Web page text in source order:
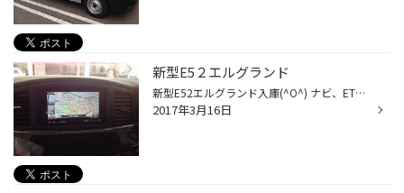
新型E5２エルグランド
新型E52エルグランド入庫(^O^) ナビ、ETC、フリップダウンモニター、バックカメラの取付です♪ 後ろからはこんな感じ♪ ETCもついて高速道路も楽々通過できます♪ 見えにくい後方を映してくれるバックカメラも付きました☆ このエルグランドもプロのスタッフのおかげで とてもいい仕上がりになりました♪...
2017年3月16日